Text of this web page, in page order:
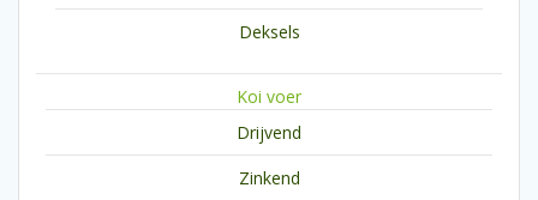
Deksels
Koi voer
Drijvend
Zinkend